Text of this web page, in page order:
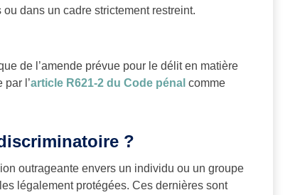
dans un cadre strictement restreint.
de l’amende prévue pour le délit en matière
l’article R621-2 du Code pénal comme
?
outrageante envers un individu ou un groupe
légalement protégées. Ces dernières sont